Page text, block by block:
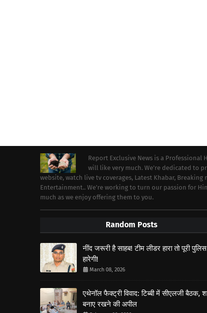
Report Exclusive News is a
will like very much. We're dedicated to
website, watch live tv coverages, Latest Khabar,
Entertainment.. We're working to turn our passion for
much as we enjoy offering them to you.
Random Posts
नींद जरूरी है साहब! टीम लीडर हारा तो पूरी पुलिस
हारेगी!
March 08, 2026
एथेनॉल फैक्ट्री विवाद: टिब्बी में सीएलजी बैठक,
बनाए रखने की अपील